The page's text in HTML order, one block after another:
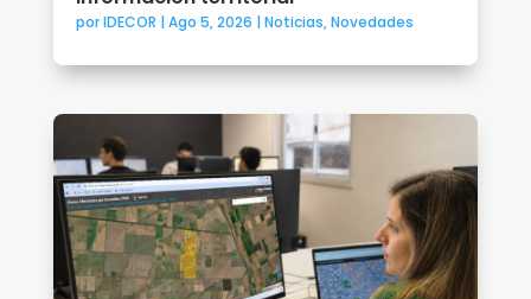
porIDECOR | Ago 5, 2026 | Noticias,Novedades